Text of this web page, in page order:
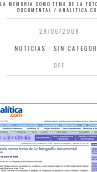
LA MEMORIA COMO TEMA DE LA
DOCUMENTAL /
29/06/2009
NOTICIAS · SIN
OFF